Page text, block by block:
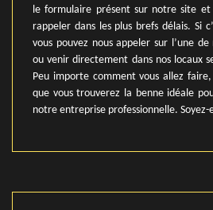
le formulaire présent sur notre site et
rappeler dans les plus brefs délais. Si
vous pouvez nous appeler sur l’une
ou venir directement dans nos locaux
Peu importe comment vous allez
que vous trouverez la benne idéale
notre entreprise professionnelle. Soyez-